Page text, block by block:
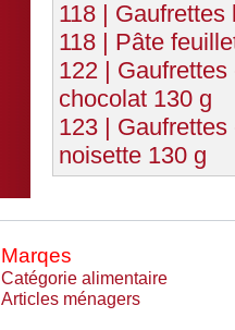
118 |
118 | Pâte
122 |
chocolat 130 g
123 |
noisette 130 g
Marqes
Catégorie alimentaire
Articles ménagers